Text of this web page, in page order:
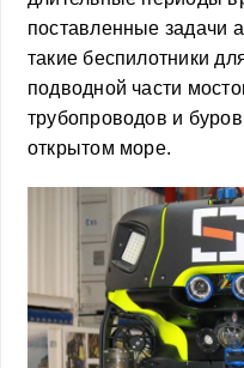
поставленные задачи
такие беспилотники
подводной части
трубопроводов и
открытом море.